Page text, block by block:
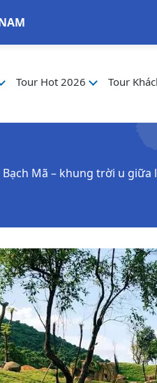
Tour Hot 2026 Tour
Bạch Mã – khung trời u giữa